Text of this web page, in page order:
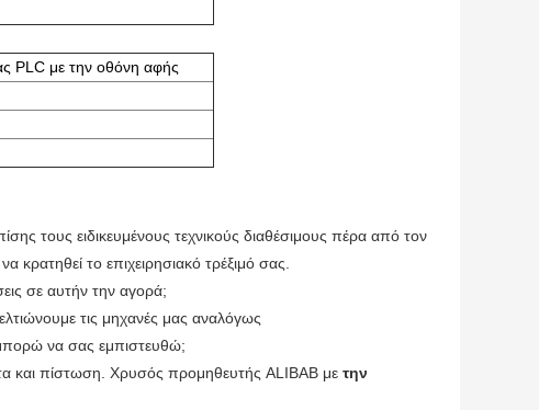
PLC με την οθόνη αφής
τους ειδικευμένους τεχνικούς διαθέσιμους πέρα από τον
κρατηθεί το επιχειρησιακό τρέξιμό σας.
σε αυτήν την αγορά;
τις μηχανές μας αναλόγως
να σας εμπιστευθώ;
και πίστωση. Χρυσός προμηθευτής ALIBAB με την